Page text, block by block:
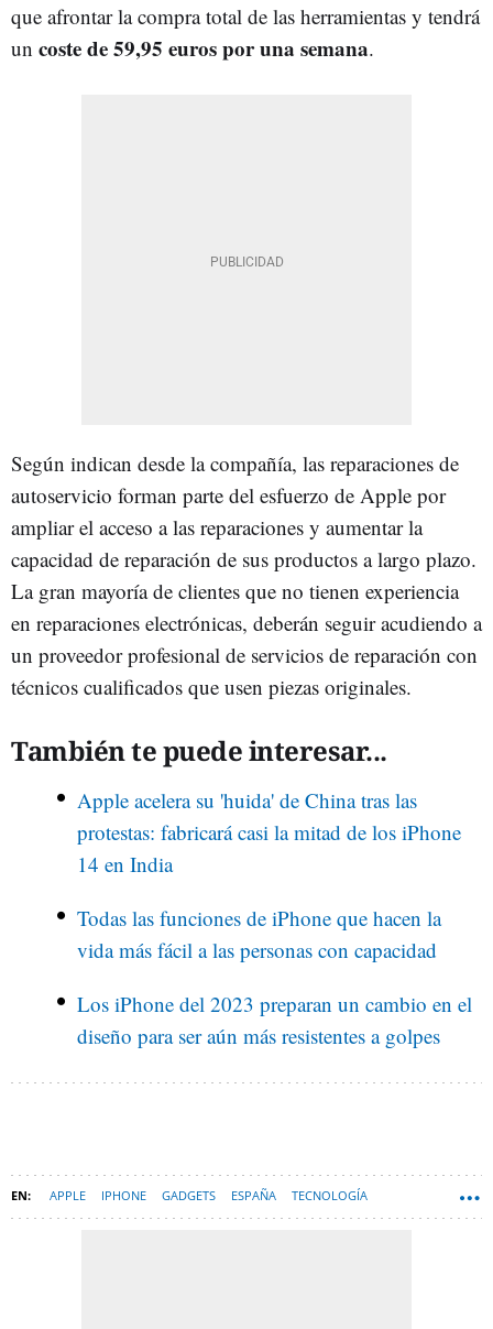
que afrontar la compra total de las herramientas y tendrá
un coste de 59,95 euros por una semana.
Según indican desde la compañía, las reparaciones de
autoservicio forman parte del esfuerzo de Apple por
ampliar el acceso a las reparaciones y aumentar la
capacidad de reparación de sus productos a largo plazo.
La gran mayoría de clientes que no tienen experiencia
en reparaciones electrónicas, deberán seguir acudiendo a
un proveedor profesional de servicios de reparación con
técnicos cualificados que usen piezas originales.
También te puede interesar...
Apple acelera su 'huida' de China tras las
protestas: fabricará casi la mitad de los iPhone
14 en India
Todas las funciones de iPhone que hacen la
vida más fácil a las personas con capacidad
Los iPhone del 2023 preparan un cambio en el
diseño para ser aún más resistentes a golpes
APPLE IPHONE GADGETS ESPAÑA TECNOLOGÍA